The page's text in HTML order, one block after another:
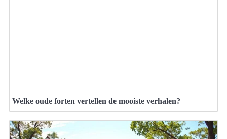
Welke oude forten vertellen de mooiste verhalen?